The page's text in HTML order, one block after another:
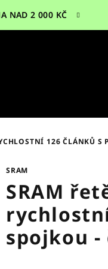
NAD 2 000 KČ
126 ČLÁNKŮ S
SRAM
SRAM
spojkou -